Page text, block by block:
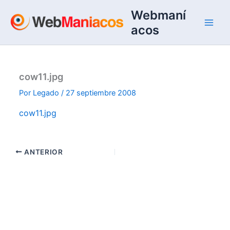
contenido
Webmaní
acos
cow11.jpg
Por Legado/ 27 septiembre 2008
cow11.jpg
ANTERIOR